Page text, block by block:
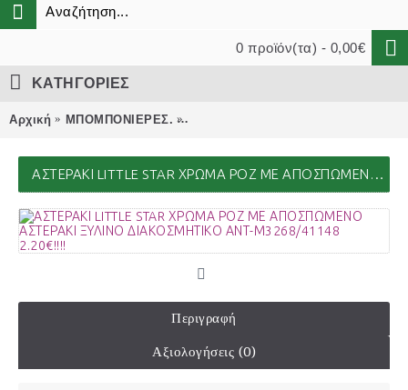
0 προϊόν(τα) - 0,00€
ΚΑΤΗΓΟΡΙΕΣ
Αρχική ΜΠΟΜΠΟΝΙΕΡΕΣ. ΞΥΛΙΝΕΣ μπομπονιέρες Γάμου-
ΑΣΤΕΡΑΚΙ LITTLE STAR ΧΡΩΜΑ ΡΟΖ ΜΕ ΑΠΟΣΠΩΜΕΝΟ ΑΣΤΕΡΑΚΙ ΞΥΛΙΝΟ ΔΙΑΚΟΣΜΗΤΙΚΟ ΑΝΤ-Μ3268/41148 2.20€!!!!
Περιγραφή
Αξιολογήσεις (0)